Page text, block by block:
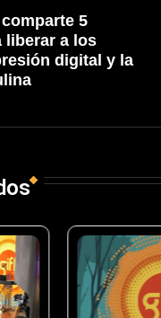
5
liberar a los
digital y la